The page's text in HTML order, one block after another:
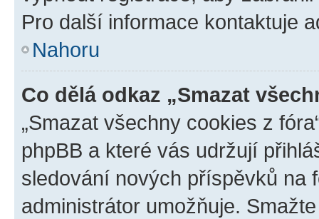
Pro další informace kontaktuje
Nahoru
Co dělá odkaz „Smazat
„Smazat všechny cookies z
phpBB a které vás udržují
sledování nových příspěvků na
administrátor umožňuje.